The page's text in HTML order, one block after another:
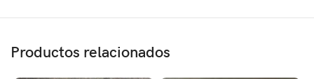
Productos relacionados